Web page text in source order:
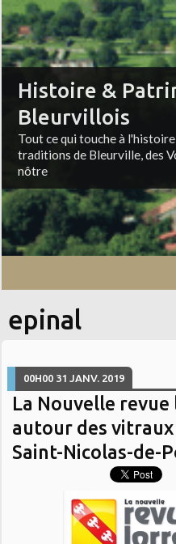
Histoire &
Bleurvillois
Tout ce qui touche à
traditions de Bleurville, des
nôtre
epinal
00H00 31 JANV. 2019
La Nouvelle revue
autour des
Saint-Nicolas-de-